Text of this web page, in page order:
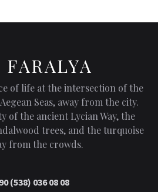
FARALYA
of life at the intersection of the
Seas, away from the city.
of the ancient Lycian Way, the
trees, and the turquoise
from the crowds.
(538) 036 08 08